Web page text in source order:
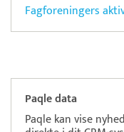
Fagforeningers
Paqle data
Paqle kan vise